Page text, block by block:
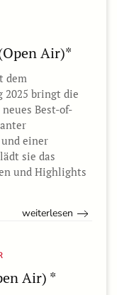
Air)*
dem
2025 bringt die
Best-of-
einer
sie das
und Highlights
weiterlesen
Air) *